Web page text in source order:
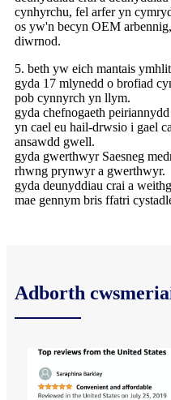
cynhyrchu, fel arfer yn
os yw'n becyn OEM
diwrnod.
5. beth yw eich mantais
gyda 17 mlynedd o brofiad
pob cynnyrch yn llym.
gyda chefnogaeth
yn cael eu hail-drwsio i gael
ansawdd gwell.
gyda gwerthwyr Saesneg
rhwng prynwyr a gwerthwyr.
gyda deunyddiau crai a
mae gennym bris ffatri
Adborth